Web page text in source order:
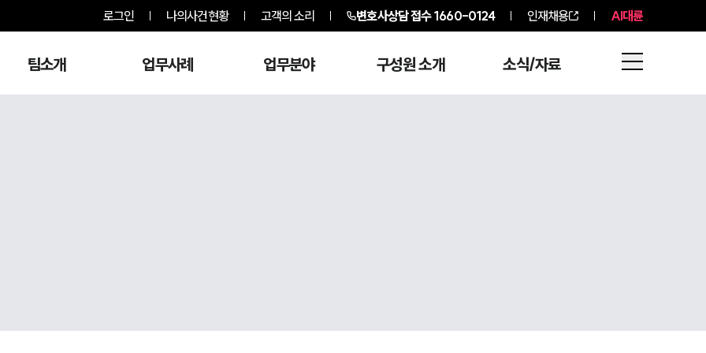
로그인 나의사건현황 고객의 소리 변호사상담 접수1660-0124 인재채용 AI대륜
팀소개 업무사례 업무분야 구성원 소개 소식/자료